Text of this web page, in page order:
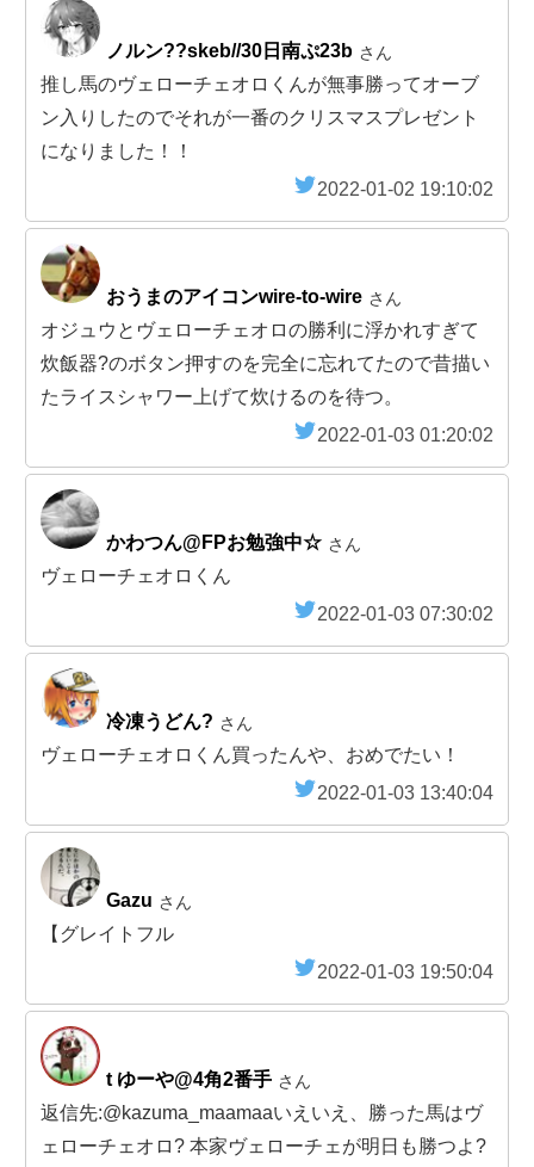
ノルン??skeb//30日南ぷ23b さん
推し馬のヴェローチェオロくんが無事勝ってオーブ
ン入りしたのでそれが一番のクリスマスプレゼント
になりました！！
2022-01-02 19:10:02
おうまのアイコンwire-to-wire さん
オジュウとヴェローチェオロの勝利に浮かれすぎて
炊飯器?のボタン押すのを完全に忘れてたので昔描い
たライスシャワー上げて炊けるのを待つ。
2022-01-03 01:20:02
かわつん@FPお勉強中☆ さん
ヴェローチェオロくん
2022-01-03 07:30:02
冷凍うどん? さん
ヴェローチェオロくん買ったんや、おめでたい！
2022-01-03 13:40:04
Gazu さん
【グレイトフル
2022-01-03 19:50:04
t ゆーや@4角2番手 さん
返信先:@kazuma_maamaaいえいえ、勝った馬はヴ
ェローチェオロ? 本家ヴェローチェが明日も勝つよ?